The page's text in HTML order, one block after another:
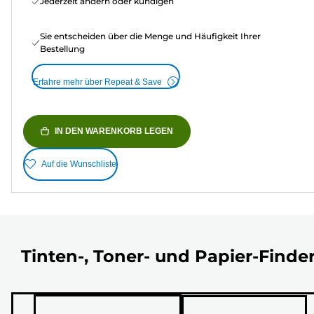
Sie entscheiden über die Menge und Häufigkeit Ihrer
Bestellung
Erfahre mehr über Repeat & Save
IN DEN WARENKORB LEGEN
Auf die Wunschliste
Tinten-, Toner- und Papier-